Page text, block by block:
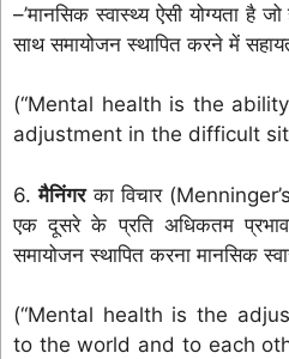
–’मानसिक स्वास्थ्य ऐसी योग्यता है
साथ समायोजन स्थापित करने में
(“Mental health is the
adjustment in the difficult
6.मैनिंगरका विचार
एक दूसरे के प्रति अधिकतम
समायोजन स्थापित करना मानसिक
(“Mental health is the
to the world and to each